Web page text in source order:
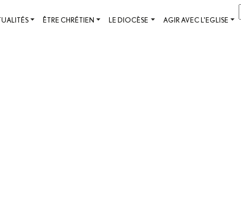
ÊTRE CHRÉTIEN LE DIOCÈSE AGIR AVEC L'EGLISE